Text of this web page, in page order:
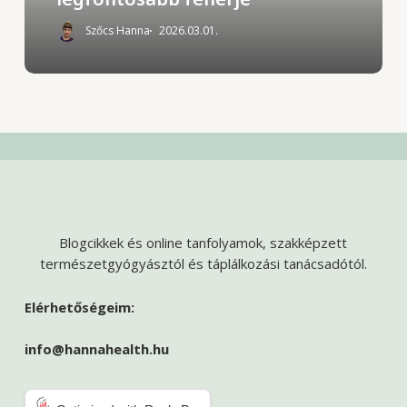
Szőcs Hanna 2026.03.01.
Blogcikkek és online tanfolyamok, szakképzett
természetgyógyásztól és táplálkozási tanácsadótól.
Elérhetőségeim:
info@hannahealth.hu